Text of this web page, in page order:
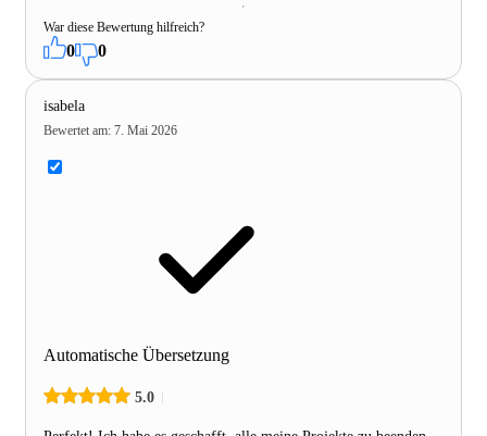
War diese Bewertung hilfreich?
0 0
isabela
Bewertet am: 7. Mai 2026
Automatische Übersetzung
5.0